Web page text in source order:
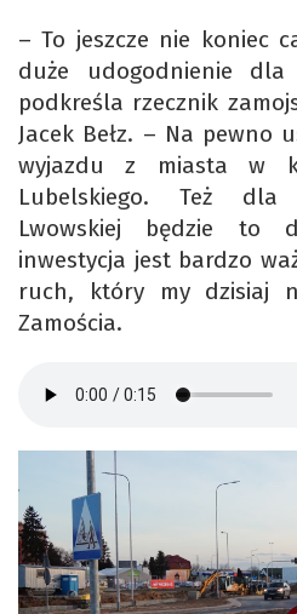
– To jeszcze nie koniec
duże udogodnienie dla
podkreśla rzecznik
Jacek Bełz. – Na pewno
wyjazdu z miasta w
Lubelskiego. Też dla
Lwowskiej będzie to
inwestycja jest bardzo
ruch, który my dzisiaj
Zamościa.